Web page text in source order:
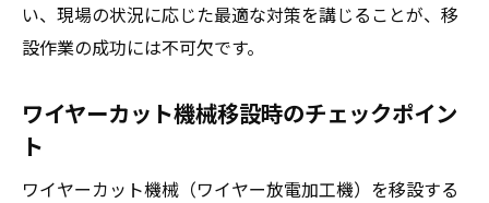
い、現場の状況に応じた最適な対策を講じることが、移
設作業の成功には不可欠です。
ワイヤーカット機械移設時のチェックポイン
ト
ワイヤーカット機械（ワイヤー放電加工機）を移設する